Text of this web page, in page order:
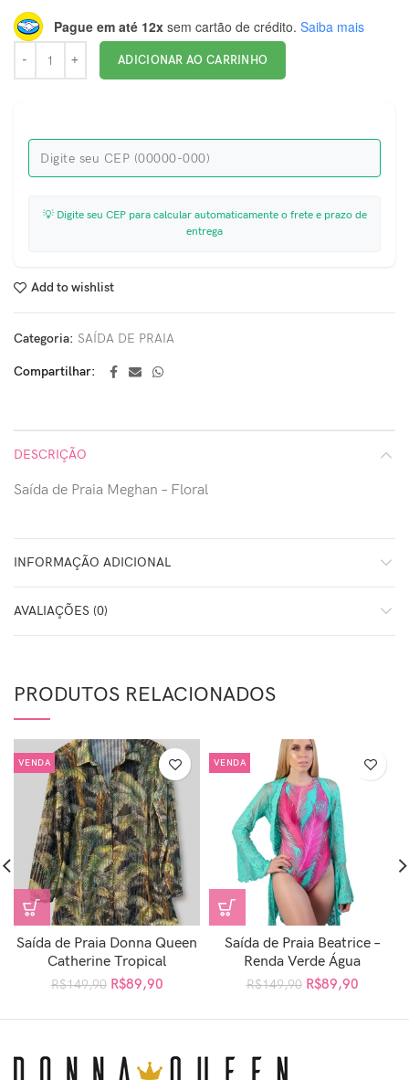
Pague em até 12x sem cartão de crédito. Saiba mais
ADICIONAR AO CARRINHO
💡 Digite seu CEP para calcular automaticamente o frete e prazo de
entrega
Add to wishlist
Categoria: SAÍDA DE PRAIA
Compartilhar
DESCRIÇÃO
Saída de Praia Meghan – Floral
INFORMAÇÃO ADICIONAL
AVALIAÇÕES (0)
PRODUTOS RELACIONADOS
VENDA
Saída de Praia Donna Queen
Catherine Tropical
R$149,90 R$89,90
VENDA
Saída de Praia Beatrice –
Renda Verde Água
R$149,90 R$89,90